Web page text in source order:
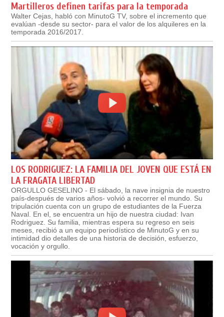
Martilleros definen tarifas para la temporada
Walter Cejas, habló con MinutoG TV, sobre el incremento que
evalúan -desde su sector- para el valor de los alquileres en la
temporada 2016/2017.
LOS RODRIGUEZ: LA FAMILIA DEL JOVEN QUE ESTÁ EN
LA FRAGATA LIBERTAD
ORGULLO GESELINO - El sábado, la nave insignia de nuestro
país-después de varios años- volvió a recorrer el mundo. Su
tripulación cuenta con un grupo de estudiantes de la Fuerza
Naval. En el, se encuentra un hijo de nuestra ciudad: Ivan
Rodriguez. Su familia, mientras espera su regreso en seis
meses, recibió a un equipo periodístico de MinutoG y en su
intimidad dio detalles de una historia de decisión, esfuerzo,
vocación y orgullo.